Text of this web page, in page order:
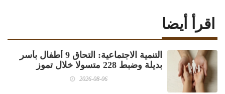
اقرأ أيضا
‏التنمية الاجتماعية: التحاق 9 أطفال بأسر
بديلة وضبط 228 متسولا خلال تموز
2026-08-06